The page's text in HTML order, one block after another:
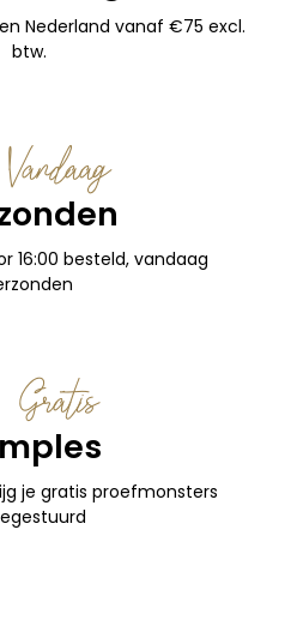
Nederland vanaf €75 excl.
btw.
Vandaag
16:00 besteld, vandaag
Gratis
je gratis proefmonsters